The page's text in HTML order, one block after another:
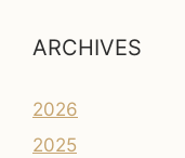
ARCHIVES
2026
2025